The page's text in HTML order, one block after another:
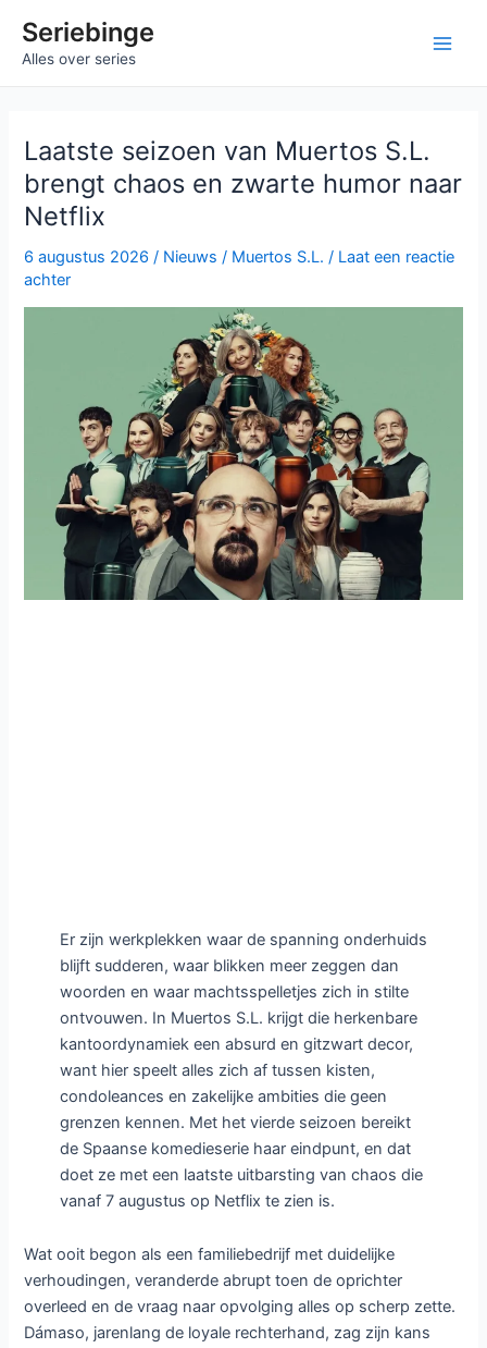
naarSeriebinge
Alles over series
Laatste seizoen van Muertos S.L.
brengt chaos en zwarte humor naar
Netflix
6 augustus 2026 / Nieuws / Muertos S.L. / Laat een reactie
achter
Er zijn werkplekken waar de spanning onderhuids
blijft sudderen, waar blikken meer zeggen dan
woorden en waar machtsspelletjes zich in stilte
ontvouwen. In Muertos S.L. krijgt die herkenbare
kantoordynamiek een absurd en gitzwart decor,
want hier speelt alles zich af tussen kisten,
condoleances en zakelijke ambities die geen
grenzen kennen. Met het vierde seizoen bereikt
de Spaanse komedieserie haar eindpunt, en dat
doet ze met een laatste uitbarsting van chaos die
vanaf 7 augustus op Netflix te zien is.
Wat ooit begon als een familiebedrijf met duidelijke
verhoudingen, veranderde abrupt toen de oprichter
overleed en de vraag naar opvolging alles op scherp zette.
Dámaso, jarenlang de loyale rechterhand, zag zijn kans